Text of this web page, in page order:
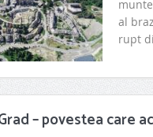
al
rupt
– povestea care